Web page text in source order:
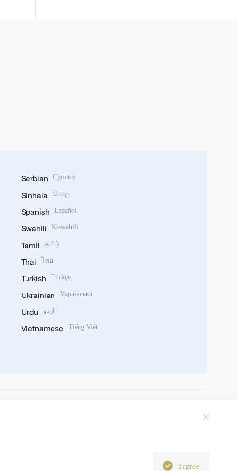
Serbian Српски
Sinhala සිංහල
Spanish Español
Swahili Kiswahili
Tamil தமிழ்
Thai ไทย
Turkish Türkçe
Ukrainian Українська
Urdu اردو
Vietnamese Tiếng Việt
I agree